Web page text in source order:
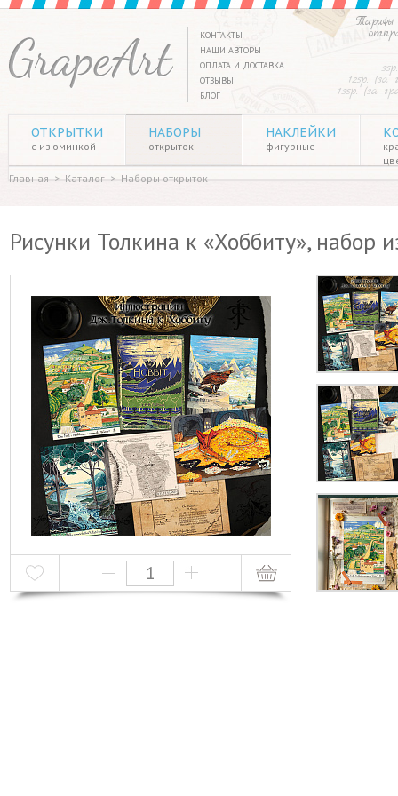
Тарифы
125р. (за
135р. (за
КОНТАКТЫ
НАШИ АВТОРЫ
ОПЛАТА И ДОСТАВКА
ОТЗЫВЫ
БЛОГ
ОТКРЫТКИ
с изюминкой
НАБОРЫ
открыток
НАКЛЕЙКИ
фигурные
Главная > Каталог > Наборы открыток
Рисунки Толкина к «Хоббиту», набор